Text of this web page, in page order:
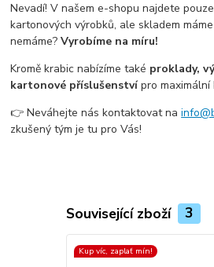
Nevadí! V našem e-shopu najdete
kartonových výrobků, ale skladem
nemáme?Vyrobíme na míru!
Kromě krabic nabízíme také proklady,
kartonové příslušenstvípro maximální
👉 Neváhejte nás kontaktovat na
zkušený tým je tu pro Vás!
Související zboží 3
Kup víc, zaplať mín!